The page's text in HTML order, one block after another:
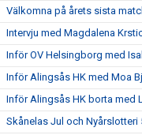
Välkomna på årets sista
Intervju med Magdalena
Inför OV Helsingborg med
Inför Alingsås HK med Moa
Inför Alingsås HK borta med
Skånelas Jul och